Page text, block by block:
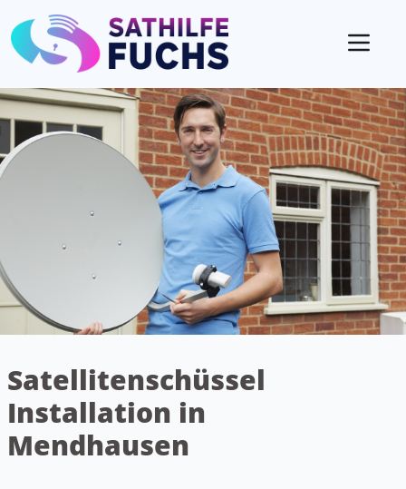
Satellitenschüssel
Installation in
Mendhausen